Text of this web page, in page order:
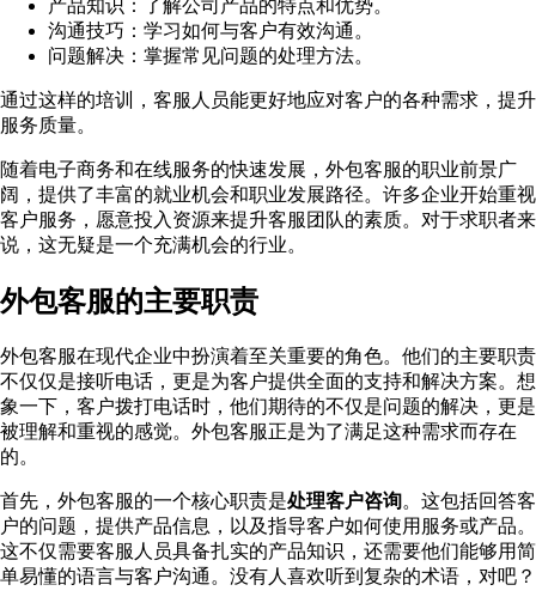
产品知识：了解公司产品的特点和优势。
沟通技巧：学习如何与客户有效沟通。
问题解决：掌握常见问题的处理方法。
通过这样的培训，客服人员能更好地应对客户的各种需求，提升
服务质量。
随着电子商务和在线服务的快速发展，外包客服的职业前景广
阔，提供了丰富的就业机会和职业发展路径。许多企业开始重视
客户服务，愿意投入资源来提升客服团队的素质。对于求职者来
说，这无疑是一个充满机会的行业。
外包客服的主要职责
外包客服在现代企业中扮演着至关重要的角色。他们的主要职责
不仅仅是接听电话，更是为客户提供全面的支持和解决方案。想
象一下，客户拨打电话时，他们期待的不仅是问题的解决，更是
被理解和重视的感觉。外包客服正是为了满足这种需求而存在
的。
首先，外包客服的一个核心职责是处理客户咨询。这包括回答客
户的问题，提供产品信息，以及指导客户如何使用服务或产品。
这不仅需要客服人员具备扎实的产品知识，还需要他们能够用简
单易懂的语言与客户沟通。没有人喜欢听到复杂的术语，对吧？